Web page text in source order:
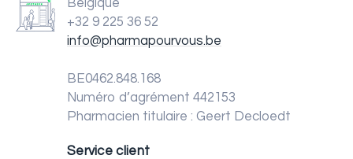
Belgique
+32 9 225 36 52
info@pharmapourvous.be
BE0462.848.168
Numéro d’agrément 442153
Pharmacien titulaire : Geert Decloedt
Service client